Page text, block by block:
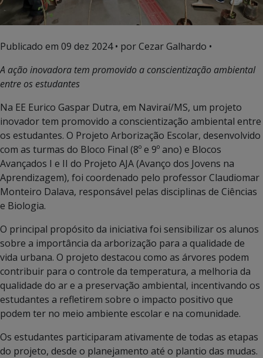
Publicado em 09 dez 2024• por Cezar Galhardo •
A ação inovadora tem promovido a conscientização ambiental
entre os estudantes
Na EE Eurico Gaspar Dutra, em Naviraí/MS, um projeto
inovador tem promovido a conscientização ambiental entre
os estudantes. O Projeto Arborização Escolar, desenvolvido
com as turmas do Bloco Final (8º e 9º ano) e Blocos
Avançados I e II do Projeto AJA (Avanço dos Jovens na
Aprendizagem), foi coordenado pelo professor Claudiomar
Monteiro Dalava, responsável pelas disciplinas de Ciências
e Biologia.
O principal propósito da iniciativa foi sensibilizar os alunos
sobre a importância da arborização para a qualidade de
vida urbana. O projeto destacou como as árvores podem
contribuir para o controle da temperatura, a melhoria da
qualidade do ar e a preservação ambiental, incentivando os
estudantes a refletirem sobre o impacto positivo que
podem ter no meio ambiente escolar e na comunidade.
Os estudantes participaram ativamente de todas as etapas
do projeto, desde o planejamento até o plantio das mudas.